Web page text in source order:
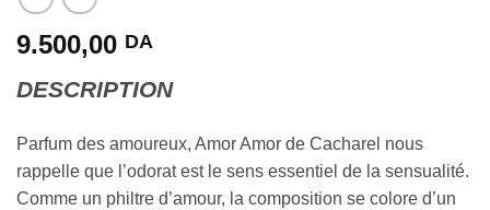
9.500,00 DA
DESCRIPTION
Parfum des amoureux, Amor Amor de Cacharel nous
rappelle que l’odorat est le sens essentiel de la sensualité.
Comme un philtre d’amour, la composition se colore d’un